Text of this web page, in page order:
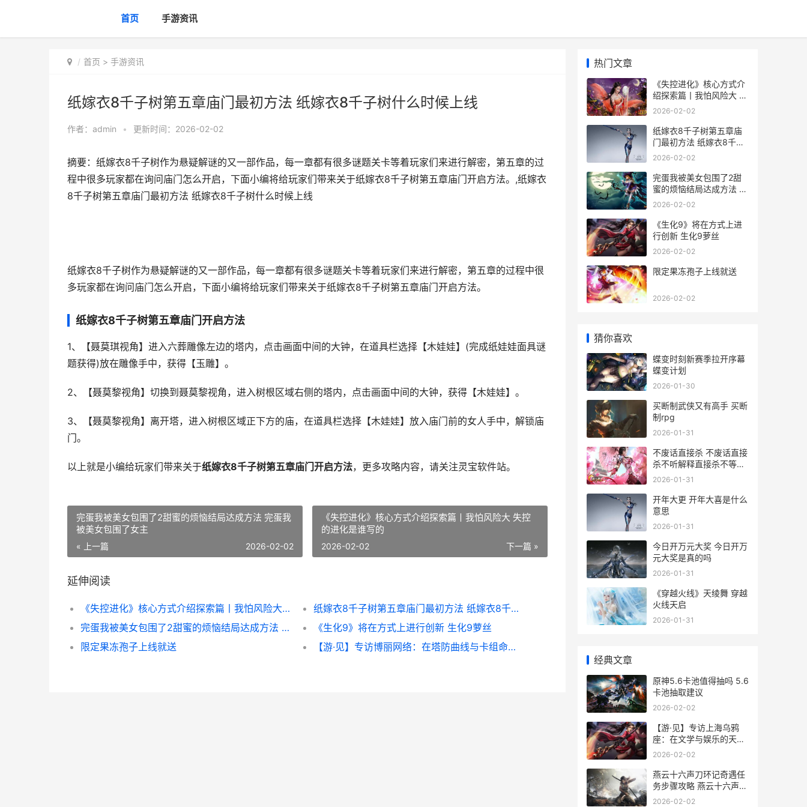
首页 手游资讯
首页 > 手游资讯
纸嫁衣8千子树第五章庙门最初方法 纸嫁衣8千子树什么时候上线
作者： admin • 更新时间：2026-02-02
摘要：纸嫁衣8千子树作为悬疑解谜的又一部作品，每一章都有很多谜题关卡等着玩家们来进行解密，第五章的过
程中很多玩家都在询问庙门怎么开启，下面小编将给玩家们带来关于纸嫁衣8千子树第五章庙门开启方法。,纸嫁衣
8千子树第五章庙门最初方法 纸嫁衣8千子树什么时候上线
纸嫁衣8千子树作为悬疑解谜的又一部作品，每一章都有很多谜题关卡等着玩家们来进行解密，第五章的过程中很
多玩家都在询问庙门怎么开启，下面小编将给玩家们带来关于纸嫁衣8千子树第五章庙门开启方法。
纸嫁衣8千子树第五章庙门开启方法
1、【聂莫琪视角】进入六葬雕像左边的塔内，点击画面中间的大钟，在道具栏选择【木娃娃】(完成纸娃娃面具谜
题获得)放在雕像手中，获得【玉雕】。
2、【聂莫黎视角】切换到聂莫黎视角，进入树根区域右侧的塔内，点击画面中间的大钟，获得【木娃娃】。
3、【聂莫黎视角】离开塔，进入树根区域正下方的庙，在道具栏选择【木娃娃】放入庙门前的女人手中，解锁庙
门。
以上就是小编给玩家们带来关于纸嫁衣8千子树第五章庙门开启方法，更多攻略内容，请关注灵宝软件站。
完蛋我被美女包围了2甜蜜的烦恼结局达成方法 完蛋我
被美女包围了女主
« 上一篇 2026-02-02
《失控进化》核心方式介绍探索篇丨我怕风险大 失控
的进化是谁写的
下一篇 »
2026-02-02
延伸阅读
《失控进化》核心方式介绍探索篇丨我怕风险大 失控的进化是谁写的
纸嫁衣8千子树第五章庙门最初方法 纸嫁衣8千子树什么时候上线
完蛋我被美女包围了2甜蜜的烦恼结局达成方法 完蛋我被美女包围了女主
《生化9》将在方式上进行创新 生化9萝丝
限定果冻孢子上线就送
【游·见】专访博丽网络：在塔防曲线与卡组命题间 游见介博客
热门文章
《失控进化》核心方式介
绍探索篇丨我怕风险大 失
控的进化是谁写的
2026-02-02
纸嫁衣8千子树第五章庙
门最初方法 纸嫁衣8千子
树什么时候上线
2026-02-02
完蛋我被美女包围了2甜
蜜的烦恼结局达成方法 完
蛋我被美女包围了女主
2026-02-02
《生化9》将在方式上进
行创新 生化9萝丝
2026-02-02
限定果冻孢子上线就送
2026-02-02
猜你喜欢
蝶变时刻新赛季拉开序幕
蝶变计划
2026-01-30
买断制武侠又有高手 买断
制rpg
2026-01-31
不废话直接杀 不废话直接
杀不听解释直接杀不等说
话直接杀
2026-01-31
开年大更 开年大喜是什么
意思
2026-01-31
今日开万元大奖 今日开万
元大奖是真的吗
2026-01-31
《穿越火线》天绫舞 穿越
火线天启
2026-01-31
经典文章
原神5.6卡池值得抽吗 5.6
卡池抽取建议
2026-02-02
【游·见】专访上海乌鸦
座：在文学与娱乐的天平
上 见游戏百科
2026-02-02
燕云十六声刀环记奇遇任
务步骤攻略 燕云十六声刀
环记
2026-02-02